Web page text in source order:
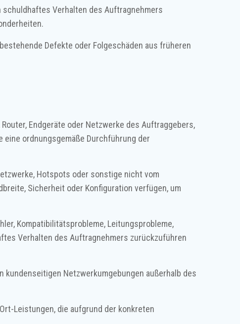
Verhalten des Auftragnehmers
Defekte oder Folgeschäden aus früheren
Endgeräte oder Netzwerke des Auftraggebers,
ordnungsgemäße Durchführung der
Hotspots oder sonstige nicht vom
Sicherheit oder Konfiguration verfügen, um
Kompatibilitätsprobleme, Leitungsprobleme,
Verhalten des Auftragnehmers zurückzuführen
Netzwerkumgebungen außerhalb des
Leistungen, die aufgrund der konkreten